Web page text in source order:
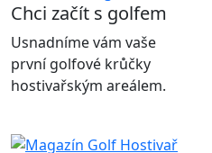
Chci začít s golfem
Usnadníme vám vaše
první golfové krůčky
hostivařským areálem.